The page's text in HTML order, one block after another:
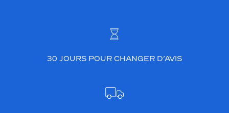
30 JOURS POUR CHANGER D’AVIS